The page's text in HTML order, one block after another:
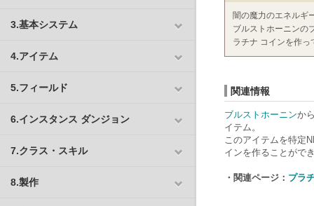
3.基本システム
4.アイテム
5.フィールド
6.インスタンス ダンジョン
7.クラス・スキル
8.製作
闇の魔力のエネルギ
ブルストホーニンの
ラチナ コインを作
関連情報
ブルストホーニンか
イテム。
このアイテムを特定
インを作ることがで
・関連ページ： プラ